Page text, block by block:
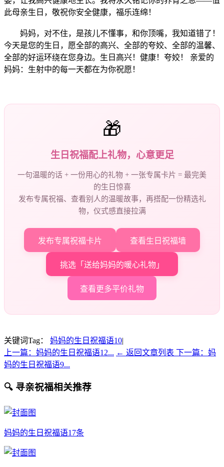
此母亲生日，敬祝你安全健康，福乐连绵！
妈妈，对不住，是孩儿不懂事，和你顶嘴，我知道错了！
今天是您的生日，愿全部的高兴、全部的夸姣、全部的温馨、
全部的好运环绕在您身边。生日高兴！健康！夸姣！ 亲爱的
妈妈：生射中的每一天都在为你祝愿！
🎁
生日祝福配上礼物，心意更足
一句温暖的话 + 一份用心的礼物 + 一张专属卡片 = 最完美
的生日惊喜
发布专属祝福、查看别人的温暖故事，再搭配一份精选礼
物，仪式感直接拉满
发布专属祝福卡片 查看生日祝福墙
挑选「送给妈妈的暖心礼物」
查看更多平价礼物
关键词Tag： 妈妈的生日祝福语10|
上一篇：妈妈的生日祝福语12... ← 返回文章列表 下一篇：妈
妈的生日祝福语9...
🔍 寻亲祝福相关推荐
妈妈的生日祝福语17条